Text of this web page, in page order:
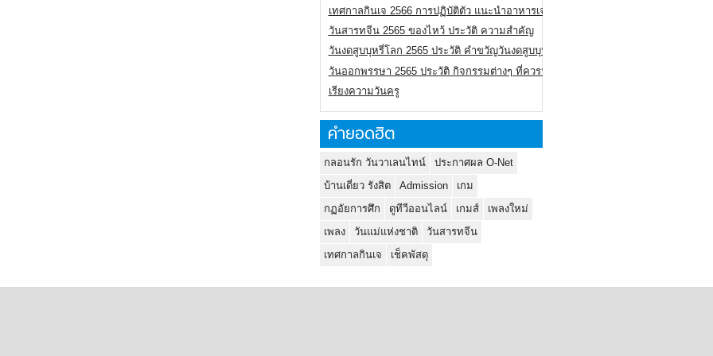
เทศกาลกินเจ 2566 การปฏิบัติตัว แนะนำอาหารเจ
วันสารทจีน 2565 ของไหว้ ประวัติ ความสำคัญ
วันงดสูบบุหรี่โลก 2565 ประวัติ คำขวัญวันงดสูบบุหรี่โลก
วันออกพรรษา 2565 ประวัติ กิจกรรมต่างๆ ที่ควรปฏิบัติ
เรียงความวันครู
คำยอดฮิต
กลอนรัก วันวาเลนไทน์
ประกาศผล O-Net
บ้านเดี่ยว รังสิต
Admission
เกม
กฏอัยการศึก
ดูทีวีออนไลน์ เกมส์
เพลงใหม่
เพลง
วันแม่แห่งชาติ
วันสารทจีน
เทศกาลกินเจ
เช็คพัสดุ